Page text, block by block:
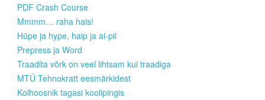
PDF Crash Course
Mmmm… raha hais!
Hüpe ja hype, haip ja ai-pii
Prepress ja Word
Traadita võrk on veel lihtsam kui traadiga
MTÜ Tehnokratt eesmärkidest
Kolhoosnik tagasi koolipingis